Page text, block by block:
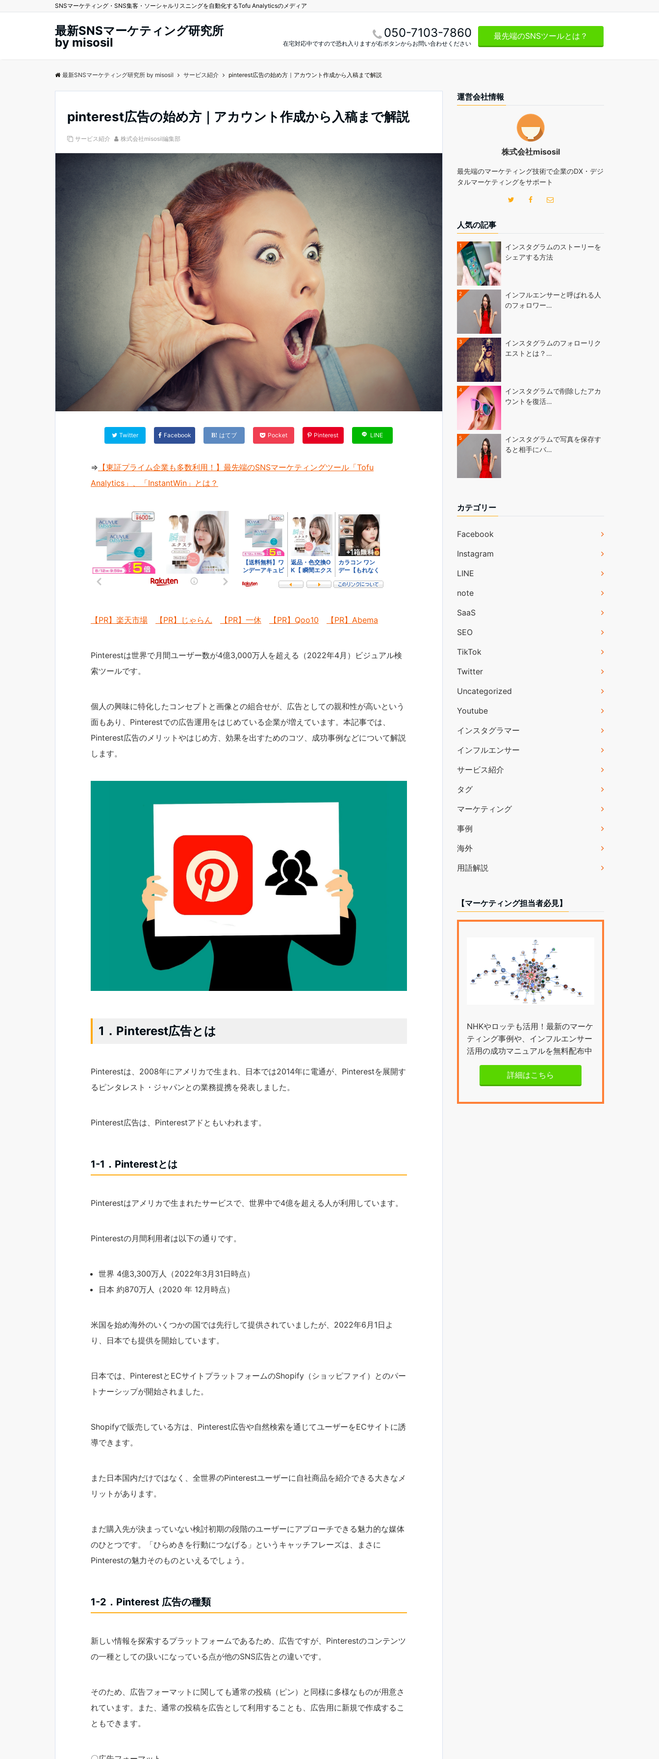
SNSマーケティング・SNS集客・ソーシャルリスニングを自動化するTofu Analyticsのメディア
最新SNSマーケティング研究所
by misosil
050-7103-7860
在宅対応中ですので恐れ入りますが右ボタンからお問い合わせください
最先端のSNSツールとは？
最新SNSマーケティング研究所 by misosil サービス紹介 pinterest広告の始め方｜アカウント作成から入稿まで解説
pinterest広告の始め方｜アカウント作成から入稿まで解説
サービス紹介 株式会社misosil編集部
Twitter Facebook はてブ Pocket Pinterest LINE
⇒ 【東証プライム企業も多数利用！】最先端のSNSマーケティングツール「Tofu
Analytics」、「InstantWin」とは？
【PR】楽天市場 【PR】じゃらん 【PR】一休 【PR】Qoo10 【PR】Abema
Pinterestは世界で月間ユーザー数が4億3,000万人を超える（2022年4月）ビジュアル検
索ツールです。
個人の興味に特化したコンセプトと画像との組合せが、広告としての親和性が高いという
面もあり、Pinterestでの広告運用をはじめている企業が増えています。本記事では、
Pinterest広告のメリットやはじめ方、効果を出すためのコツ、成功事例などについて解説
します。
1．Pinterest広告とは
Pinterestは、2008年にアメリカで生まれ、日本では2014年に電通が、Pinterestを展開す
るピンタレスト・ジャパンとの業務提携を発表しました。
Pinterest広告は、Pinterestアドともいわれます。
1-1．Pinterestとは
Pinterestはアメリカで生まれたサービスで、世界中で4億を超える人が利用しています。
Pinterestの月間利用者は以下の通りです。
世界 4億3,300万人（2022年3月31日時点）
日本 約870万人（2020 年 12月時点）
米国を始め海外のいくつかの国では先行して提供されていましたが、2022年6月1日よ
り、日本でも提供を開始しています。
日本では、PinterestとECサイトプラットフォームのShopify（ショッピファイ）とのパー
トナーシップが開始されました。
Shopifyで販売している方は、Pinterest広告や自然検索を通じてユーザーをECサイトに誘
導できます。
また日本国内だけではなく、全世界のPinterestユーザーに自社商品を紹介できる大きなメ
リットがあります。
まだ購入先が決まっていない検討初期の段階のユーザーにアプローチできる魅力的な媒体
のひとつです。「ひらめきを行動につなげる」というキャッチフレーズは、まさに
Pinterestの魅力そのものといえるでしょう。
1-2．Pinterest 広告の種類
新しい情報を探索するプラットフォームであるため、広告ですが、Pinterestのコンテンツ
の一種としての扱いになっている点が他のSNS広告との違いです。
そのため、広告フォーマットに関しても通常の投稿（ピン）と同様に多様なものが用意さ
れています。また、通常の投稿を広告として利用することも、広告用に新規で作成するこ
ともできます。
運営会社情報
株式会社misosil
最先端のマーケティング技術で企業のDX・デジ
タルマーケティングをサポート
人気の記事
1
インスタグラムのストーリーを
シェアする方法
2
インフルエンサーと呼ばれる人
のフォロワー…
3
インスタグラムのフォローリク
エストとは？…
4
インスタグラムで削除したアカ
ウントを復活…
5
インスタグラムで写真を保存す
ると相手にバ…
カテゴリー
Facebook
Instagram
LINE
note
SaaS
SEO
TikTok
Twitter
Uncategorized
Youtube
インスタグラマー
インフルエンサー
サービス紹介
タグ
マーケティング
事例
海外
用語解説
【マーケティング担当者必見】
NHKやロッテも活用！最新のマーケ
ティング事例や、インフルエンサー
活用の成功マニュアルを無料配布中
詳細はこちら